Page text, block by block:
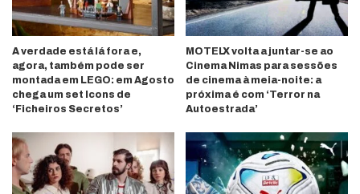
A verdade está lá fora e,
agora, também pode ser
montada em LEGO: em Agosto
chega um set Icons de
‘Ficheiros Secretos’
MOTELX volta a juntar-se ao
Cinema Nimas para sessões
de cinema à meia-noite: a
próxima é com ‘Terror na
Autoestrada’